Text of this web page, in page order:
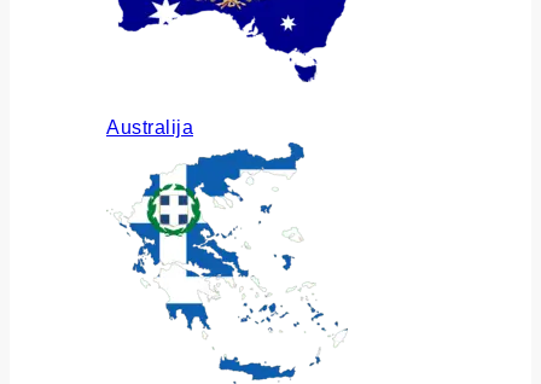
Australija